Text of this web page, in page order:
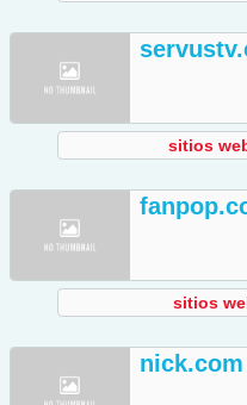
sitios
sitios
nick.com